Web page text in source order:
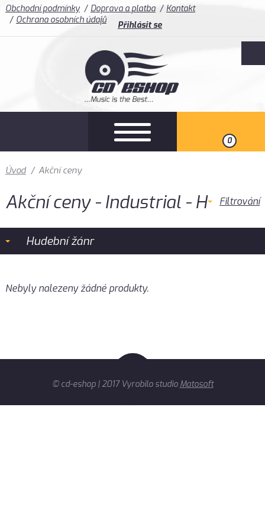
Obchodní podmínky Doprava a platba
Kontakt
Ochrana osobních údajů
Přihlásit se
0
Úvod / Akční ceny
Akční ceny - Industrial - H Filtrování
Hudební žánr
Nebyly nalezeny žádné produkty.
© cd-eshop | 2017 Vyrobilo studio Matosoft